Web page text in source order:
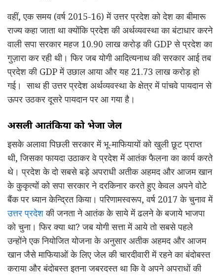
वहीं, एक समय (वर्ष 2015-16) में उत्तर प्रदेश को देश का बीमारू
राज्य कहा जाता था क्योंकि प्रदेश की अर्थव्यवस्था का बंटाधार करने
वाली सपा सरकार महज 10.90 लाख करोड़ की GDP से प्रदेश का
गुज़ारा कर रही थी। फिर जब योगी आदित्यनाथ की सरकार आई तब
प्रदेश की GDP में उछाल आया और यह 21.73 लाख करोड़ हो
गई। साथ ही उत्तर प्रदेश अर्थव्यवस्था के क्षेत्र में पांचवे पायदान से
ऊपर उठकर दूसरे पायदान पर आ गया है।
असली आतंकियों को भेजाजेल
इसके अलावा पिछली सरकार में भू-माफियायों को खुली छूट प्राप्त
थी, जिसका फायदा उठाकर वे प्रदेश में आतंक फैलना का कार्य करते
थे । प्रदेश के दो सबसे बड़े अपराधी अतीक अहमद और आजम खान
के कुकृत्यों को सपा सरकार ने दरकिनार करते हुए केवल अपने वोटे
बैंक पर ध्यान केन्द्रित किया। परिणामस्वरूप, वर्ष 2017 के चुनाव में
उत्तर प्रदेशकी जनता ने आतंक के साये में ढलने के बजाये भाजपा
को चुना। फिर क्या था? जब योगी सत्ता में आये तो सबसे पहले
उन्होंने एक नियोजित योजना के अनुसार अतीक अहमद और आजम
खान जैसे माफियाओं के लिए जेल की चारदीवारी में रहने का बंदोबस्त
कराया और बंदोबस्त इतना जबरदस्त था कि वे अपने अपराधों की